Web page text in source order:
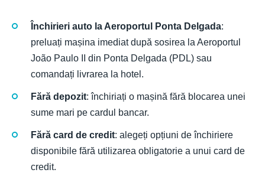
Închirieri auto la Aeroportul Ponta Delgada:
preluați mașina imediat după sosirea la Aeroportul
João Paulo II din Ponta Delgada (PDL) sau
comandați livrarea la hotel.
Fără depozit: închiriați o mașină fără blocarea unei
sume mari pe cardul bancar.
Fără card de credit: alegeți opțiuni de închiriere
disponibile fără utilizarea obligatorie a unui card de
credit.